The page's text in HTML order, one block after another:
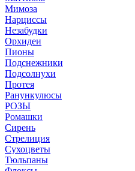
Мимоза
Нарциссы
Незабудки
Орхидеи
Пионы
Подснежники
Подсолнухи
Протея
Ранункулюсы
РОЗЫ
Ромашки
Сирень
Стрелиция
Сухоцветы
Тюльпаны